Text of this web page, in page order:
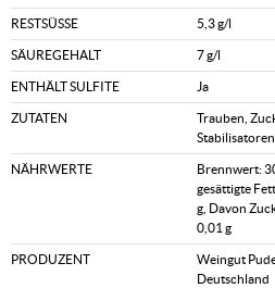
RESTSÜSSE 5,3 g/l
SÄUREGEHALT 7 g/l
ENTHÄLT SULFITE Ja
ZUTATEN Trauben,
NÄHRWERTE
Brennwert:
gesättigte
g, Davon
0,01 g
PRODUZENT
Weingut
Deutschland